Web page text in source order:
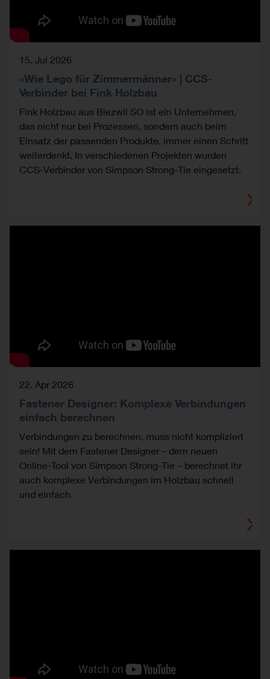
15. Jul 2026
«Wie Lego für Zimmermänner» | CCS-
Verbinder bei Fink Holzbau
Fink Holzbau aus Biezwil SO ist ein Unternehmen,
das nicht nur bei Prozessen, sondern auch beim
Einsatz der passenden Produkte, immer einen Schritt
weiterdenkt. In verschiedenen Projekten wurden
CCS-Verbinder von Simpson Strong-Tie eingesetzt.
22. Apr 2026
Fastener Designer: Komplexe Verbindungen
einfach berechnen
Verbindungen zu berechnen, muss nicht kompliziert
sein! Mit dem Fastener Designer – dem neuen
Online-Tool von Simpson Strong-Tie – berechnet ihr
auch komplexe Verbindungen im Holzbau schnell
und einfach.